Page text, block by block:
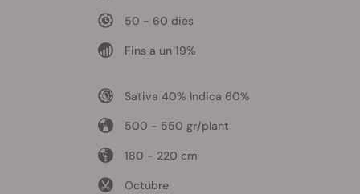
50 - 60 dies
Fins a un 19%
Sativa 40% Indica 60%
500 - 550 gr/plant
180 - 220 cm
Octubre